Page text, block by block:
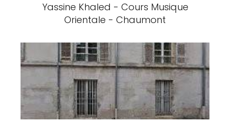
Yassine Khaled - Cours Musique
Orientale - Chaumont